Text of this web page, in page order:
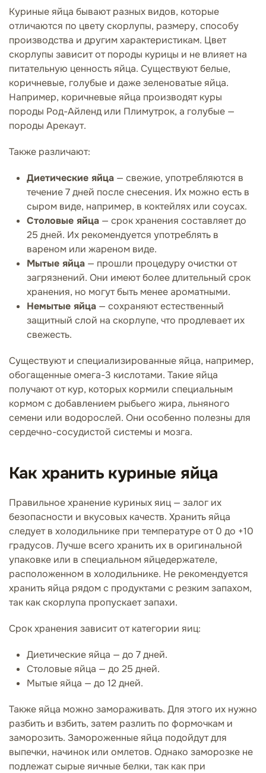
Куриные яйца бывают разных видов, которые
отличаются по цвету скорлупы, размеру, способу
производства и другим характеристикам. Цвет
скорлупы зависит от породы курицы и не влияет на
питательную ценность яйца. Существуют белые,
коричневые, голубые и даже зеленоватые яйца.
Например, коричневые яйца производят куры
породы Род-Айленд или Плимутрок, а голубые —
породы Арекаут.
Также различают:
Диетические яйца — свежие, употребляются в
течение 7 дней после снесения. Их можно есть в
сыром виде, например, в коктейлях или соусах.
Столовые яйца — срок хранения составляет до
25 дней. Их рекомендуется употреблять в
вареном или жареном виде.
Мытые яйца — прошли процедуру очистки от
загрязнений. Они имеют более длительный срок
хранения, но могут быть менее ароматными.
Немытые яйца — сохраняют естественный
защитный слой на скорлупе, что продлевает их
свежесть.
Существуют и специализированные яйца, например,
обогащенные омега-3 кислотами. Такие яйца
получают от кур, которых кормили специальным
кормом с добавлением рыбьего жира, льняного
семени или водорослей. Они особенно полезны для
сердечно-сосудистой системы и мозга.
Как хранить куриные яйца
Правильное хранение куриных яиц — залог их
безопасности и вкусовых качеств. Хранить яйца
следует в холодильнике при температуре от 0 до +10
градусов. Лучше всего хранить их в оригинальной
упаковке или в специальном яйцедержателе,
расположенном в холодильнике. Не рекомендуется
хранить яйца рядом с продуктами с резким запахом,
так как скорлупа пропускает запахи.
Срок хранения зависит от категории яиц:
Диетические яйца — до 7 дней.
Столовые яйца — до 25 дней.
Мытые яйца — до 12 дней.
Также яйца можно замораживать. Для этого их нужно
разбить и взбить, затем разлить по формочкам и
заморозить. Замороженные яйца подойдут для
выпечки, начинок или омлетов. Однако заморозке не
подлежат сырые яичные белки, так как при